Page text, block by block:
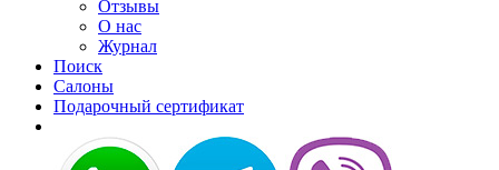
Отзывы
О нас
Журнал
Поиск
Салоны
Подарочный сертификат